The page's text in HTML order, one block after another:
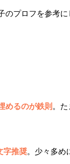
のプロフを参考に
めるのが鉄則 。た
字推奨。少々多め